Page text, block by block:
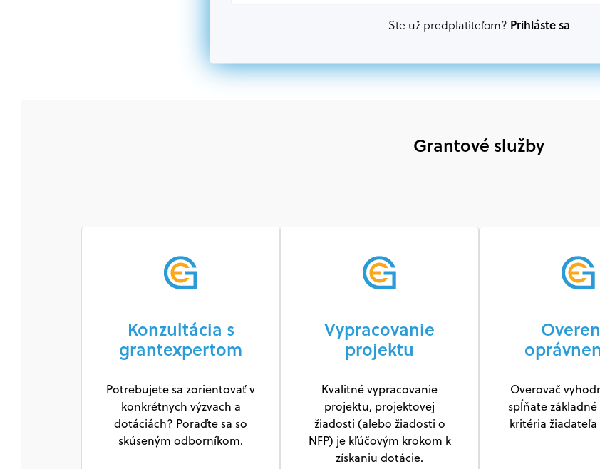
prispievajúca k implementácii projektu
Ste už predplatiteľom? Prihláste sa
Grantové služby
Konzultácia s
grantexpertom
Potrebujete sa zorientovať v
konkrétnych výzvach a
dotáciách? Poraďte sa so
skúseným odborníkom.
Vypracovanie
projektu
Kvalitné vypracovanie
projektu, projektovej
žiadosti (alebo žiadosti o
NFP) je kľúčovým krokom k
získaniu dotácie.
Overovač
spĺňate
kritéria
Grantový radar
Nezmeškajte žiadnu
Bezplatne za Vás sledujeme
email.